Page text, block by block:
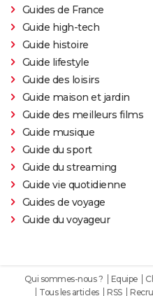
Guides de France
Guide high-tech
Guide histoire
Guide lifestyle
Guide des loisirs
Guide maison et jardin
Guide des meilleurs films
Guide musique
Guide du sport
Guide du streaming
Guide vie quotidienne
Guides de voyage
Guide du voyageur
Qui sommes-nous ? Equipe
Tous les articles
RSS